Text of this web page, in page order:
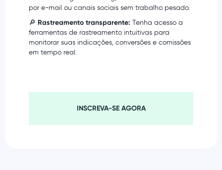
por e-mail ou canais sociais sem trabalho pesado.
🔎 Rastreamento transparente: Tenha acesso a
ferramentas de rastreamento intuitivas para
monitorar suas indicações, conversões e comissões
em tempo real.
INSCREVA-SE AGORA